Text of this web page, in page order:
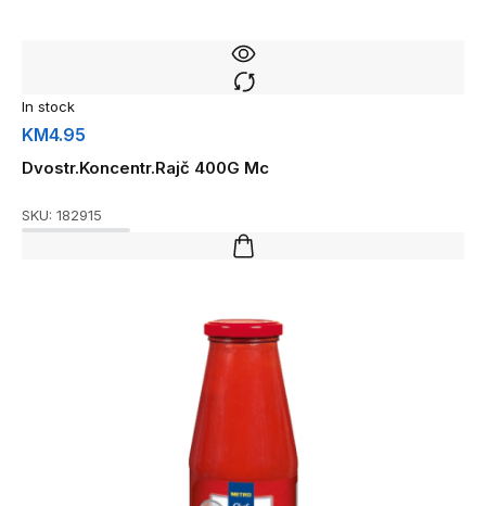
In stock
KM4.95
Dvostr.Koncentr.Rajč 400G Mc
SKU: 182915